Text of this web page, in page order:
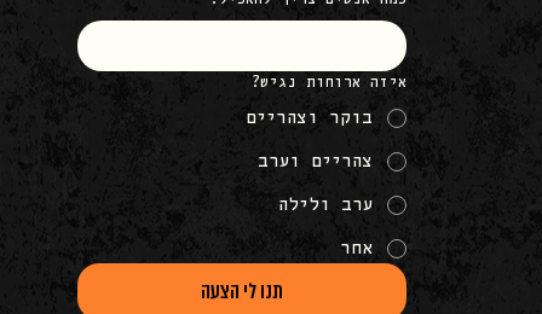
איזה ארוחות נגיש?
בוקר וצהריים
צהריים וערב
ערב ולילה
אחר
תנו לי הצעה